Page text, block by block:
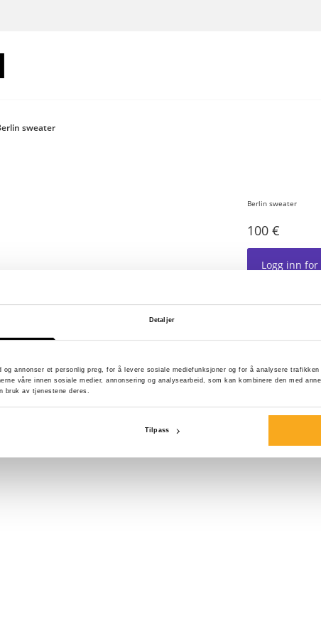
Detaljer
annonser et personlig preg, for å levere sosiale mediefunksjoner og for å analysere
våre innen sosiale medier, annonsering og analysearbeid, som kan kombinere den med
bruk av tjenestene deres.
Tilpass
sweater
Berlin sweater
100 €
Logg inn
Genser med
en normal
(frottébakside,
med Apollo-
Farge:
Størrelse*